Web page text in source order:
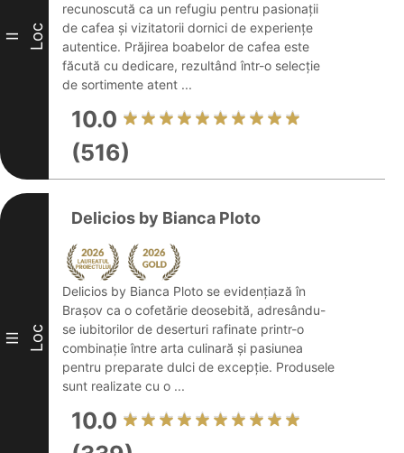
II Loc
recunoscută ca un refugiu pentru pasionații
de cafea și vizitatorii dornici de experiențe
autentice. Prăjirea boabelor de cafea este
făcută cu dedicare, rezultând într-o selecție
de sortimente atent ...
10.0
(516)
III Loc
Delicios by Bianca Ploto
Delicios by Bianca Ploto se evidențiază în
Brașov ca o cofetărie deosebită, adresându-
se iubitorilor de deserturi rafinate printr-o
combinație între arta culinară și pasiunea
pentru preparate dulci de excepție. Produsele
sunt realizate cu o ...
10.0